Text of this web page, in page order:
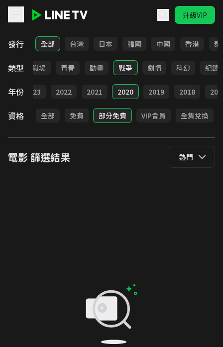
升級VIP
LINE TV - 電影
發行 全部 台灣 日本 韓國 中國 香港 泰
類型
家庭 職場 青春 動畫 戰爭 劇情 科幻 紀錄
年份 2023 2022 2021 2020 2019 2018
資格 全部 免費 部分免費 VIP會員 全集兌換
電影篩選結果 熱門